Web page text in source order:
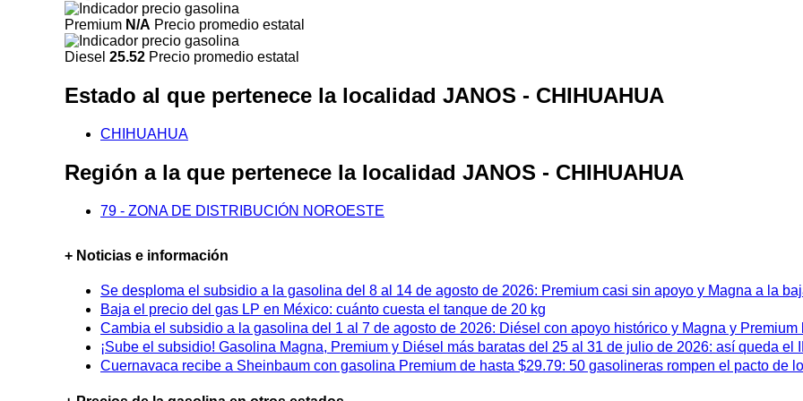
Premium N/A Precio promedio estatal
Diesel 25.52 Precio promedio estatal
Estado al que pertenece la localidad JANOS - CHIHUAHUA
CHIHUAHUA
Región a la que pertenece la localidad JANOS - CHIHUAHUA
79 - ZONA DE DISTRIBUCIÓN NOROESTE
+ Noticias e información
Se desploma el subsidio a la gasolina del 8 al 14 de agosto de 2026: Premium casi sin apoyo y Magna a la
Baja el precio del gas LP en México: cuánto cuesta el tanque de 20 kg
Cambia el subsidio a la gasolina del 1 al 7 de agosto de 2026: Diésel con apoyo histórico y Magna y Premium
¡Sube el subsidio! Gasolina Magna, Premium y Diésel más baratas del 25 al 31 de julio de 2026: así queda el
Cuernavaca recibe a Sheinbaum con gasolina Premium de hasta $29.79: 50 gasolineras rompen el pacto de